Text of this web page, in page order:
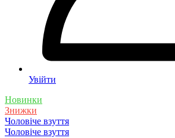
Увійти
Новинки
Знижки
Чоловіче взуття
Чоловіче взуття